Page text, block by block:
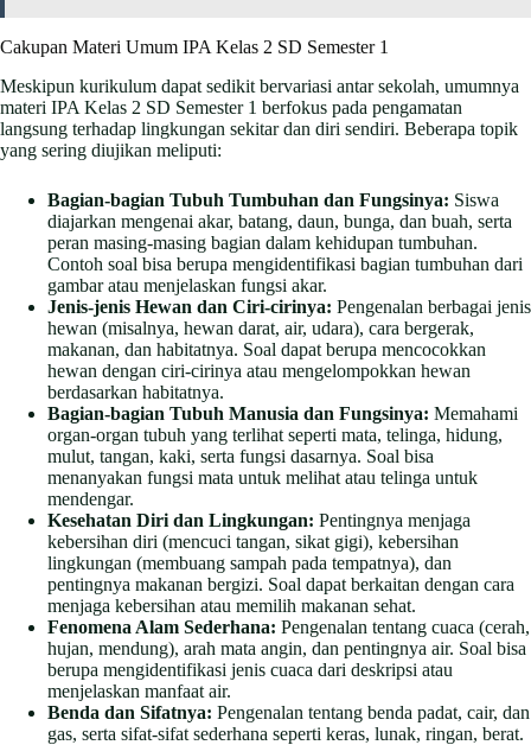
Cakupan Materi Umum IPA Kelas 2 SD Semester 1
Meskipun kurikulum dapat sedikit bervariasi antar sekolah, umumnya
materi IPA Kelas 2 SD Semester 1 berfokus pada pengamatan
langsung terhadap lingkungan sekitar dan diri sendiri. Beberapa topik
yang sering diujikan meliputi:
Bagian-bagian Tubuh Tumbuhan dan Fungsinya: Siswa
diajarkan mengenai akar, batang, daun, bunga, dan buah, serta
peran masing-masing bagian dalam kehidupan tumbuhan.
Contoh soal bisa berupa mengidentifikasi bagian tumbuhan dari
gambar atau menjelaskan fungsi akar.
Jenis-jenis Hewan dan Ciri-cirinya: Pengenalan berbagai jenis
hewan (misalnya, hewan darat, air, udara), cara bergerak,
makanan, dan habitatnya. Soal dapat berupa mencocokkan
hewan dengan ciri-cirinya atau mengelompokkan hewan
berdasarkan habitatnya.
Bagian-bagian Tubuh Manusia dan Fungsinya: Memahami
organ-organ tubuh yang terlihat seperti mata, telinga, hidung,
mulut, tangan, kaki, serta fungsi dasarnya. Soal bisa
menanyakan fungsi mata untuk melihat atau telinga untuk
mendengar.
Kesehatan Diri dan Lingkungan: Pentingnya menjaga
kebersihan diri (mencuci tangan, sikat gigi), kebersihan
lingkungan (membuang sampah pada tempatnya), dan
pentingnya makanan bergizi. Soal dapat berkaitan dengan cara
menjaga kebersihan atau memilih makanan sehat.
Fenomena Alam Sederhana: Pengenalan tentang cuaca (cerah,
hujan, mendung), arah mata angin, dan pentingnya air. Soal bisa
berupa mengidentifikasi jenis cuaca dari deskripsi atau
menjelaskan manfaat air.
Benda dan Sifatnya: Pengenalan tentang benda padat, cair, dan
gas, serta sifat-sifat sederhana seperti keras, lunak, ringan, berat.